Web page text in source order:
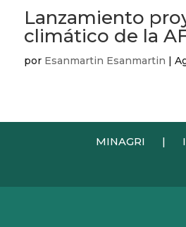
Lanzamiento
climático de la
por Esanmartin Esanmartin |
MINAGRI |